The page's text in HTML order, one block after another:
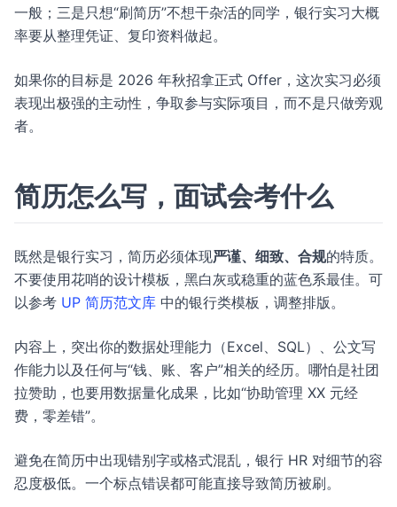
一般；三是只想“刷简历”不想干杂活的同学，银行实习大概
率要从整理凭证、复印资料做起。
如果你的目标是 2026 年秋招拿正式 Offer，这次实习必须
表现出极强的主动性，争取参与实际项目，而不是只做旁观
者。
简历怎么写，面试会考什么
既然是银行实习，简历必须体现严谨、细致、合规的特质。
不要使用花哨的设计模板，黑白灰或稳重的蓝色系最佳。可
以参考 UP 简历范文库 中的银行类模板，调整排版。
内容上，突出你的数据处理能力（Excel、SQL）、公文写
作能力以及任何与“钱、账、客户”相关的经历。哪怕是社团
拉赞助，也要用数据量化成果，比如“协助管理 XX 元经
费，零差错”。
避免在简历中出现错别字或格式混乱，银行 HR 对细节的容
忍度极低。一个标点错误都可能直接导致简历被刷。